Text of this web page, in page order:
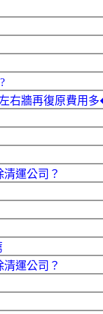
右牆再復原費用
運公司？
運公司？